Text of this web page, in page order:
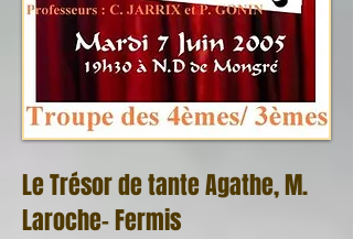
Le Trésor de tante Agathe, M.
Laroche- Fermis